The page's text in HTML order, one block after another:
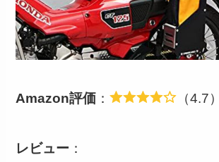
Amazon評価 ： （4.7）
レビュー ：